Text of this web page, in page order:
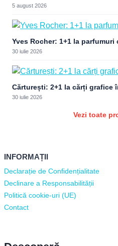
5 august 2026
Yves Rocher: 1+1 la parfumuri
30 iulie 2026
Cărturești: 2+1 la cărți grafice
30 iulie 2026
Vezi toate
INFORMAȚII
Declarație de Confidențialitate
Declinare a Responsabilității
Politică cookie-uri (UE)
Contact